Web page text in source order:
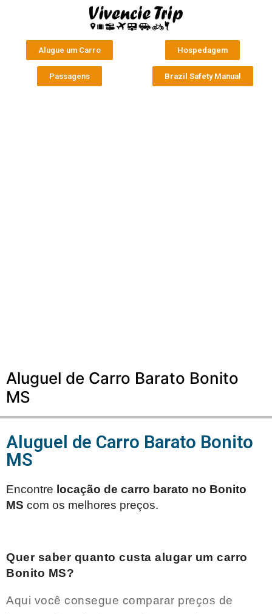
Alugue um Carro Hospedagem
Passagens Brazil Safety Manual
Aluguel de Carro Barato Bonito
MS
Aluguel de Carro Barato Bonito
MS
Encontre locação de carro barato no Bonito
MS com os melhores preços.
Quer saber quanto custa alugar um carro
Bonito MS?
Aqui você consegue comparar preços de